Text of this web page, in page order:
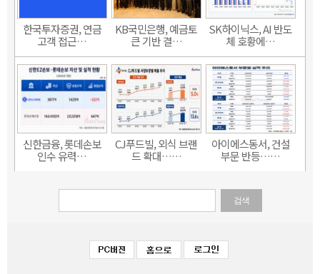
한국투자증권, 연금
고객 접근…
KB국민은행, 예금토
큰 기반 결…
SK하이닉스, AI 반도
체 호황에…
신한금융, 롯데손보
인수 유력…
CJ푸드빌, 외식 브랜
드 확대……
아이에스동서, 건설
부문 반등……
검색